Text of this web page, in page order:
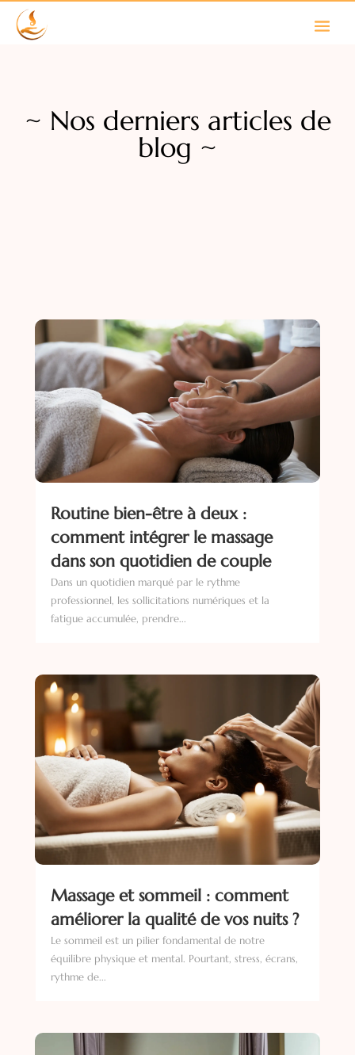
~ Nos derniers articles de
blog ~
Routine bien-être à deux :
comment intégrer le massage
dans son quotidien de couple
Dans un quotidien marqué par le rythme
professionnel, les sollicitations numériques et la
fatigue accumulée, prendre...
Massage et sommeil : comment
améliorer la qualité de vos nuits ?
Le sommeil est un pilier fondamental de notre
équilibre physique et mental. Pourtant, stress, écrans,
rythme de...